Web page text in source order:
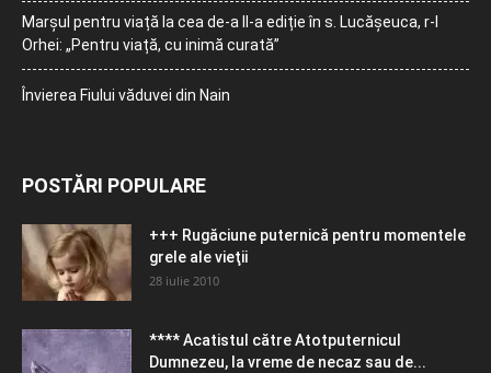
Marșul pentru viață la cea de-a II-a ediție în s. Lucășeuca, r-l
Orhei: „Pentru viață, cu inimă curată”
Învierea Fiului văduvei din Nain
POSTĂRI POPULARE
+++ Rugăciune puternică pentru momentele
grele ale vieţii
28 iulie 2010
**** Acatistul către Atotputernicul
Dumnezeu, la vreme de necaz sau de...